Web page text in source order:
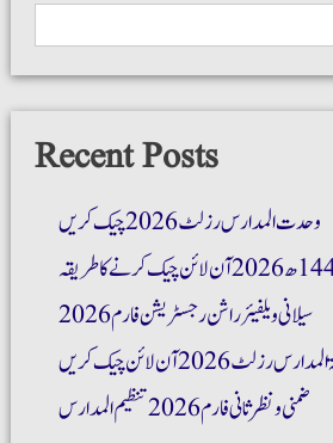
Recent Posts
وحدت المدارس رزلٹ 2026 چیک کریں
سیلانی ویلفیئر راشن رجسٹریشن فارم 2026
رزلٹ 2026 آن لائن چیک کریں
ضمنی و نظر ثانی فارم 2026 تنظیم المدارس